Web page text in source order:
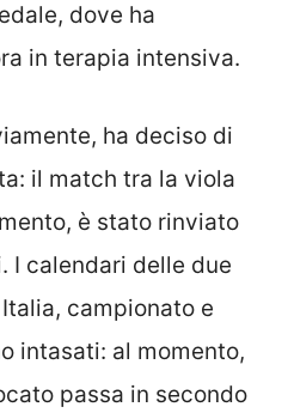
dove ha
in terapia intensiva.
ha deciso di
il match tra la viola
è stato rinviato
I calendari delle due
campionato e
intasati: al momento,
passa in secondo